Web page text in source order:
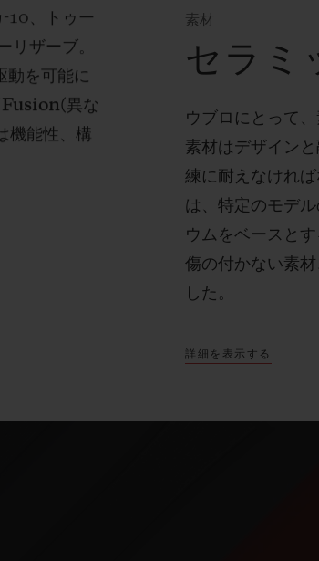
-10 、トゥー
リザーブ。
動を可能に
異な
機能性、構
素材
セラミ
ウブロにとって
素材はデザイン
練に耐えなけれ
は、特定のモデ
ウムをベースと
傷の付かない素
した。
詳細を表示する